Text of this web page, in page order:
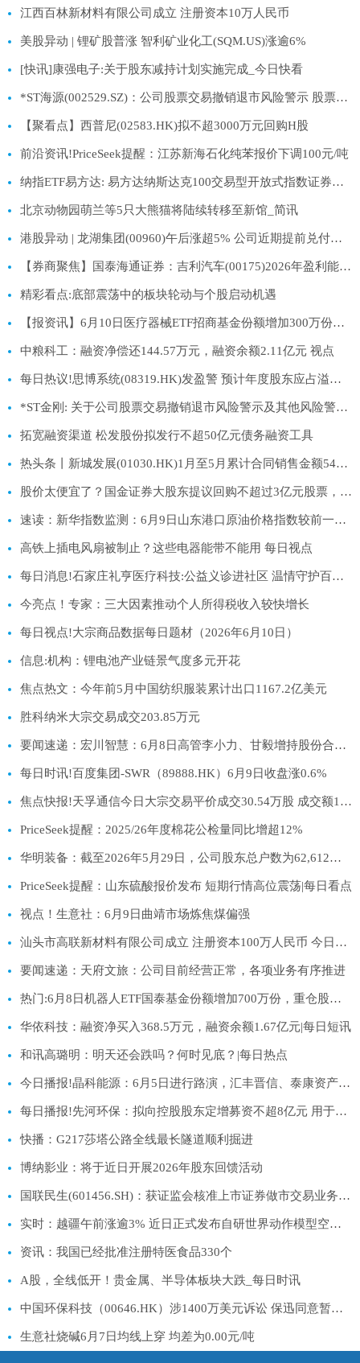
江西百林新材料有限公司成立 注册资本10万人民币
美股异动 | 锂矿股普涨 智利矿业化工(SQM.US)涨逾6%
[快讯]康强电子:关于股东减持计划实施完成_今日快看
*ST海源(002529.SZ)：公司股票交易撤销退市风险警示 股票停牌
【聚看点】西普尼(02583.HK)拟不超3000万元回购H股
前沿资讯!PriceSeek提醒：江苏新海石化纯苯报价下调100元/吨
纳指ETF易方达: 易方达纳斯达克100交易型开放式指数证券投资基金（QDII）二级市场交易价格溢价风险提示公告 热点聚焦
北京动物园萌兰等5只大熊猫将陆续转移至新馆_简讯
港股异动 | 龙湖集团(00960)午后涨超5% 公司近期提前兑付债券 大摩指去杠杆进展鼓舞
【券商聚焦】国泰海通证券：吉利汽车(00175)2026年盈利能力将显著提升
精彩看点:底部震荡中的板块轮动与个股启动机遇
【报资讯】6月10日医疗器械ETF招商基金份额增加300万份，重仓股迈瑞医疗、联影医疗、英科医疗
中粮科工：融资净偿还144.57万元，融资余额2.11亿元 视点
每日热议!思博系统(08319.HK)发盈警 预计年度股东应占溢利跌幅约70%至75%
*ST金刚: 关于公司股票交易撤销退市风险警示及其他风险警示暨股票停复牌的公告 百事通
拓宽融资渠道 松发股份拟发行不超50亿元债务融资工具
热头条丨新城发展(01030.HK)1月至5月累计合同销售金额54亿元
股价太便宜了？国金证券大股东提议回购不超过3亿元股票，券商板块左侧配置窗口已至？ 热闻
速读：新华指数监测：6月9日山东港口原油价格指数较前一工作日下跌2.64%
高铁上插电风扇被制止？这些电器能带不能用 每日视点
每日消息!石家庄礼亨医疗科技:公益义诊进社区 温情守护百姓安康
今亮点！专家：三大因素推动个人所得税收入较快增长
每日视点!大宗商品数据每日题材（2026年6月10日）​
信息:机构：锂电池产业链景气度多元开花
焦点热文：今年前5月中国纺织服装累计出口1167.2亿美元
胜科纳米大宗交易成交203.85万元
要闻速递：宏川智慧：6月8日高管李小力、甘毅增持股份合计53.87万股
每日时讯!百度集团-SWR（89888.HK）6月9日收盘涨0.6%
焦点快报!天孚通信今日大宗交易平价成交30.54万股 成交额1.36亿元
PriceSeek提醒：2025/26年度棉花公检量同比增超12%
华明装备：截至2026年5月29日，公司股东总户数为62,612户-当前热门
PriceSeek提醒：山东硫酸报价发布 短期行情高位震荡|每日看点
视点！生意社：6月9日曲靖市场炼焦煤偏强
汕头市高联新材料有限公司成立 注册资本100万人民币 今日热搜
要闻速递：天府文旅：公司目前经营正常，各项业务有序推进
热门:6月8日机器人ETF国泰基金份额增加700万份，重仓股科大讯飞、汇川技术、大族激光
华依科技：融资净买入368.5万元，融资余额1.67亿元|每日短讯
和讯高璐明：明天还会跌吗？何时见底？|每日热点
今日播报!晶科能源：6月5日进行路演，汇丰晋信、泰康资产等多家机构参与
每日播报!先河环保：拟向控股股东定增募资不超8亿元 用于补充流动资金
快播：G217莎塔公路全线最长隧道顺利掘进
博纳影业：将于近日开展2026年股东回馈活动
国联民生(601456.SH)：获证监会核准上市证券做市交易业务资格
实时：越疆午前涨逾3% 近日正式发布自研世界动作模型空弈DobotWAM具身大模型
资讯：我国已经批准注册特医食品330个
A股，全线低开！贵金属、半导体板块大跌_每日时讯
中国环保科技（00646.HK）涉1400万美元诉讼 保迅同意暂缓清盘呈请
生意社烧碱6月7日均线上穿 均差为0.00元/吨